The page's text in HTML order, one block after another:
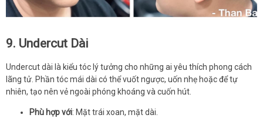
9. Undercut Dài
Undercut dài là kiểu tóc lý tưởng cho những ai yêu thích phong cách
lãng tử. Phần tóc mái dài có thể vuốt ngược, uốn nhẹ hoặc để tự
nhiên, tạo nên vẻ ngoài phóng khoáng và cuốn hút.
Phù hợp với: Mặt trái xoan, mặt dài.